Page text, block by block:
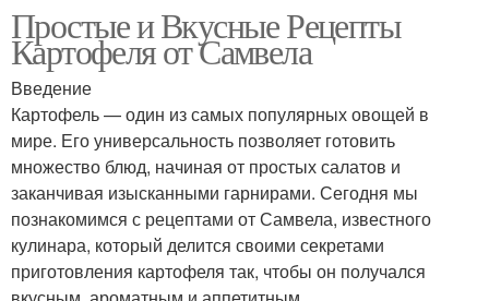
Простые и Вкусные Рецепты
Картофеля от Самвела
Введение
Картофель — один из самых популярных овощей в
мире. Его универсальность позволяет готовить
множество блюд, начиная от простых салатов и
заканчивая изысканными гарнирами. Сегодня мы
познакомимся с рецептами от Самвела, известного
кулинара, который делится своими секретами
приготовления картофеля так, чтобы он получался